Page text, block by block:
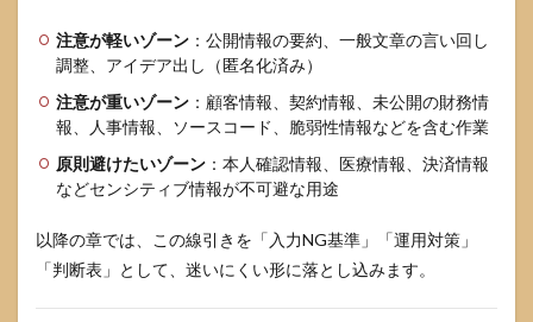
注意が軽いゾーン ：公開情報の要約、一般文章の言い回し
調整、アイデア出し（匿名化済み）
注意が重いゾーン ：顧客情報、契約情報、未公開の財務情
報、人事情報、ソースコード、脆弱性情報などを含む作業
原則避けたいゾーン ：本人確認情報、医療情報、決済情報
などセンシティブ情報が不可避な用途
以降の章では、この線引きを「入力NG基準」「運用対策」
「判断表」として、迷いにくい形に落とし込みます。